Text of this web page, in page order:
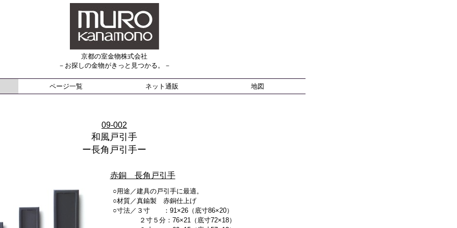
京都の室金物株式会社
－お探しの金物がきっと見つかる。－
ページ一覧 ネット通販 地図
09-002
和風戸引手
ー長角戸引手ー
赤銅 長角戸引手
○用途／建具の戸引手に最適。
○材質／真鍮製 赤銅仕上げ
○寸法／３寸 ：91×26（底寸86×20）
２寸５分：76×21（底寸72×18）